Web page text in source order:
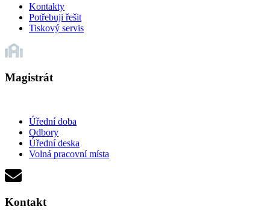
Kontakty
Potřebuji řešit
Tiskový servis
Magistrát
Úřední doba
Odbory
Úřední deska
Volná pracovní místa
Kontakt